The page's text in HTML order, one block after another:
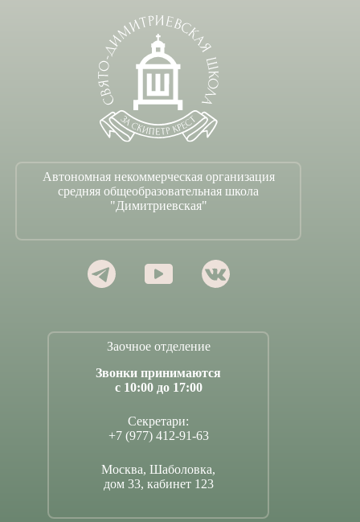
Автономная некоммерческая организация
средняя общеобразовательная школа
"Димитриевская"
Заочное отделение
Звонки принимаются
с 10:00 до 17:00
Секретари:
+7 (977) 412-91-63
Москва, Шаболовка,
дом 33, кабинет 123